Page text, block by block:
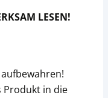
LESEN!
Produkt in die